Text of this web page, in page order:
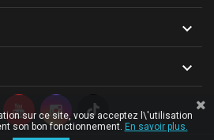


sur ce site, vous acceptez l\'utilisation
son bon fonctionnement. En savoir plus.